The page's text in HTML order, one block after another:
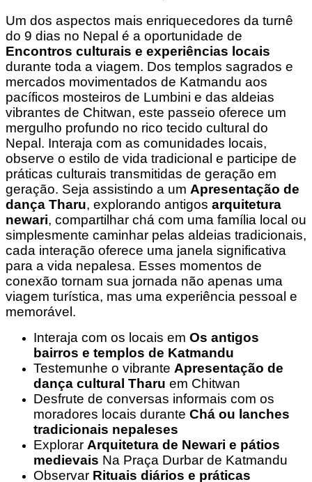
Um dos aspectos mais enriquecedores da turnê
do 9 dias no Nepal é a oportunidade de
Encontros culturais e experiências locais
durante toda a viagem. Dos templos sagrados e
mercados movimentados de Katmandu aos
pacíficos mosteiros de Lumbini e das aldeias
vibrantes de Chitwan, este passeio oferece um
mergulho profundo no rico tecido cultural do
Nepal. Interaja com as comunidades locais,
observe o estilo de vida tradicional e participe de
práticas culturais transmitidas de geração em
geração. Seja assistindo a um Apresentação de
dança Tharu, explorando antigos arquitetura
newari, compartilhar chá com uma família local ou
simplesmente caminhar pelas aldeias tradicionais,
cada interação oferece uma janela significativa
para a vida nepalesa. Esses momentos de
conexão tornam sua jornada não apenas uma
viagem turística, mas uma experiência pessoal e
memorável.
Interaja com os locais em Os antigos
bairros e templos de Katmandu
Testemunhe o vibrante Apresentação de
dança cultural Tharu em Chitwan
Desfrute de conversas informais com os
moradores locais durante Chá ou lanches
tradicionais nepaleses
Explorar Arquitetura de Newari e pátios
medievais Na Praça Durbar de Katmandu
Observar Rituais diários e práticas